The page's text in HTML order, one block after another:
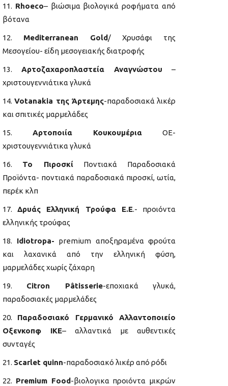
Rhoeco– βιώσιμα βιολογικά ροφήματα από
βότανα
Mediterranean Gold/ Χρυσάφι της
Μεσογείου- είδη μεσογειακής διατροφής
Αρτοζαχαροπλαστεία Αναγνώστου –
χριστουγεννιάτικα γλυκά
Votanakia της Άρτεμης-παραδοσιακά λικέρ
και σπιτικές μαρμελάδες
Αρτοποιία Κουκουμέρια ΟΕ-
χριστουγεννιάτικα γλυκά
Το ΠιροσκίΠοντιακά Παραδοσιακά
Προϊόντα- ποντιακά παραδοσιακά πιροσκί, ωτία,
περέκ κλπ
Δρυάς Ελληνική Τρούφα Ε.Ε.- προιόντα
ελληνικής τρούφας
Idiotropa- premium αποξηραμένα φρούτα
και λαχανικά από την ελληνική φύση,
μαρμελάδες χωρίς ζάχαρη
Citron Pâtisserie-εποχιακά γλυκά,
παραδοσιακές μαρμελάδες
Παραδοσιακό Γερμανικό Αλλαντοποιείο
Οξενκοπφ ΙΚΕ– αλλαντικά με αυθεντικές
συνταγές
Scarlet quinn-παραδοσιακό λικέρ από ρόδι
Premium Food-βιολογικα προιόντα μικρών